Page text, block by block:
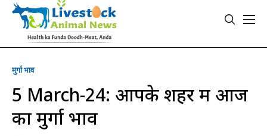
मुर्गा भाव
5 March-24: आपके शहर में आज
का मुर्गा भाव